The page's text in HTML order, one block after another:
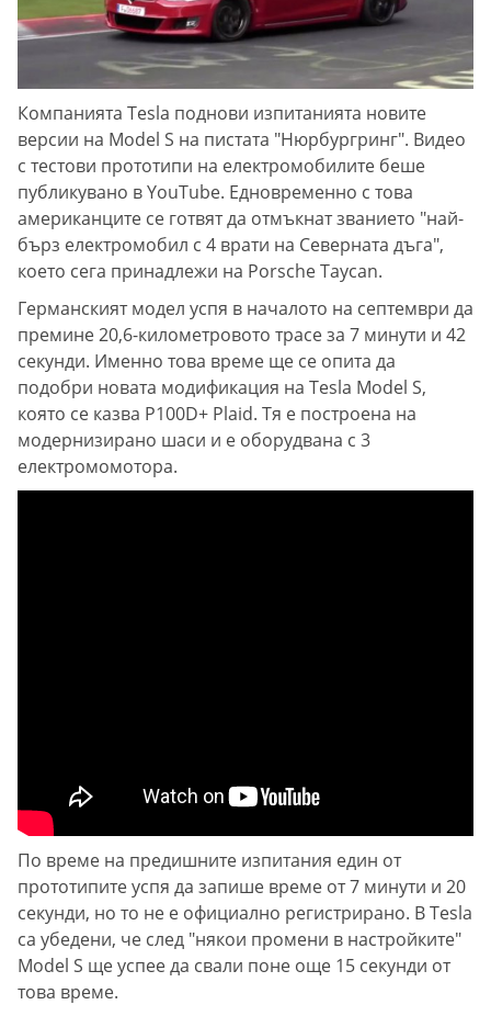
Компанията Tesla поднови изпитанията новите
версии на Model S на пистата "Нюрбургринг". Видео
с тестови прототипи на електромобилите беше
публикувано в YouTube. Едновременно с това
американците се готвят да отмъкнат званието "най-
бърз електромобил с 4 врати на Северната дъга",
което сега принадлежи на Porsche Taycan.
Германският модел успя в началото на септември да
премине 20,6-километровото трасе за 7 минути и 42
секунди. Именно това време ще се опита да
подобри новата модификация на Tesla Model S,
която се казва P100D+ Plaid. Тя е построена на
модернизирано шаси и е оборудвана с 3
електромомотора.
По време на предишните изпитания един от
прототипите успя да запише време от 7 минути и 20
секунди, но то не е официално регистрирано. В Tesla
са убедени, че след "някои промени в настройките"
Model S ще успее да свали поне още 15 секунди от
това време.